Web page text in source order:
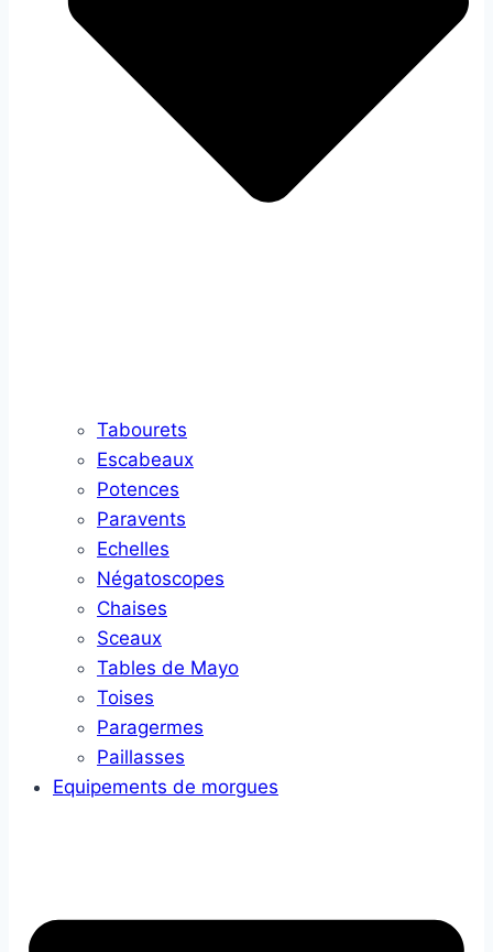
Tabourets
Escabeaux
Potences
Paravents
Echelles
Négatoscopes
Chaises
Sceaux
Tables de Mayo
Toises
Paragermes
Paillasses
Equipements de morgues